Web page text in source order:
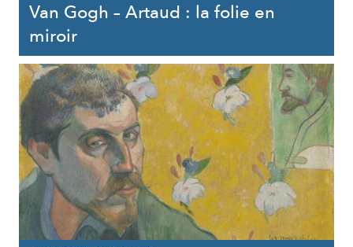
Van Gogh – Artaud : la folie en
miroir